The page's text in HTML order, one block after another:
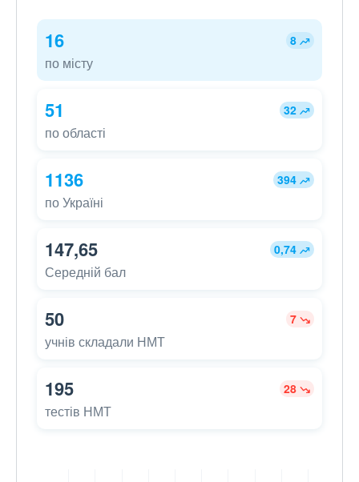
16 8
по місту
51 32
по області
1136 394
по Україні
147,65 0,74
Середній бал
50 7
учнів складали НМТ
195 28
тестів НМТ